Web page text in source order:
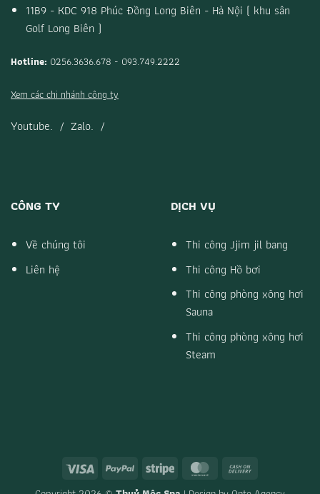
11B9 - KDC 918 Phúc Đồng Long Biên - Hà Nội ( khu sân
Golf Long Biên )
Hotline: 0256.3636.678 - 093.749.2222
Xem các chi nhánh công ty
Youtube. / Zalo. /
CÔNG TY
Về chúng tôi
Liên hệ
DỊCH VỤ
Thi công Jjim jil bang
Thi công Hồ bơi
Thi công phòng xông hơi
Sauna
Thi công phòng xông hơi
Steam
Visa PayPal Stripe MasterCard